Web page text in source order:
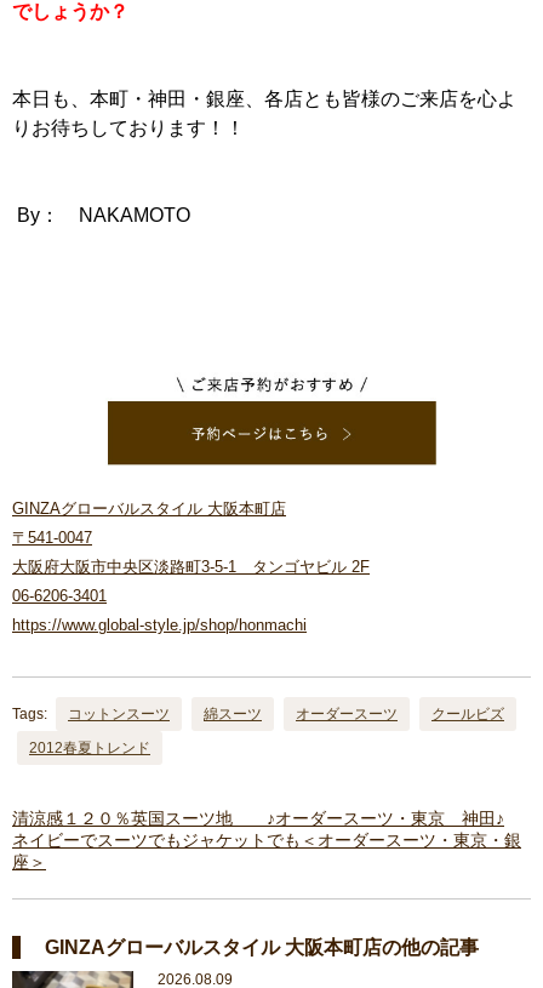
でしょうか？
本日も、本町・神田・銀座、各店とも皆様のご来店を心よ
りお待ちしております！！
By： NAKAMOTO
GINZAグローバルスタイル 大阪本町店
〒541-0047
大阪府大阪市中央区淡路町3-5-1 タンゴヤビル 2F
06-6206-3401
https://www.global-style.jp/shop/honmachi
Tags: コットンスーツ 綿スーツ オーダースーツ
クールビズ
2012春夏トレンド
清涼感１２０％英国スーツ地 ♪オーダースーツ・東京 神田♪
ネイビーでスーツでもジャケットでも＜オーダースーツ・東京・銀
座＞
GINZAグローバルスタイル 大阪本町店の他の記事
2026.08.09